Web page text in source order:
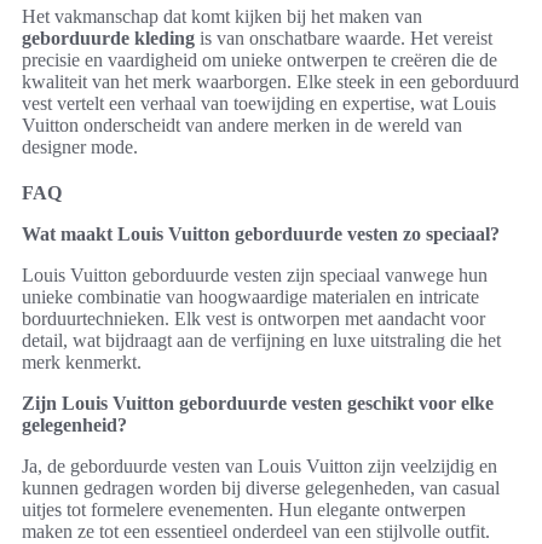
Het vakmanschap dat komt kijken bij het maken van
geborduurde kleding is van onschatbare waarde. Het vereist
precisie en vaardigheid om unieke ontwerpen te creëren die de
kwaliteit van het merk waarborgen. Elke steek in een geborduurd
vest vertelt een verhaal van toewijding en expertise, wat Louis
Vuitton onderscheidt van andere merken in de wereld van
designer mode.
FAQ
Wat maakt Louis Vuitton geborduurde vesten zo speciaal?
Louis Vuitton geborduurde vesten zijn speciaal vanwege hun
unieke combinatie van hoogwaardige materialen en intricate
borduurtechnieken. Elk vest is ontworpen met aandacht voor
detail, wat bijdraagt aan de verfijning en luxe uitstraling die het
merk kenmerkt.
Zijn Louis Vuitton geborduurde vesten geschikt voor elke
gelegenheid?
Ja, de geborduurde vesten van Louis Vuitton zijn veelzijdig en
kunnen gedragen worden bij diverse gelegenheden, van casual
uitjes tot formelere evenementen. Hun elegante ontwerpen
maken ze tot een essentieel onderdeel van een stijlvolle outfit.